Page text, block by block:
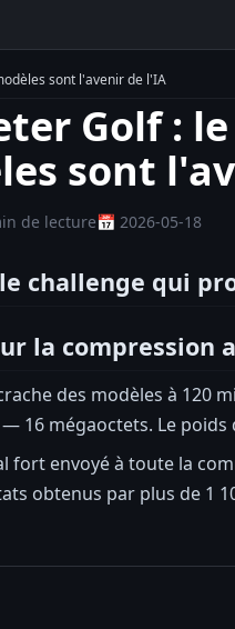
sont l'avenir de l'IA
Golf :
sont
de lecture📅 2026-05-18
challenge qui
la compression
des modèles à 120
16 mégaoctets. Le
fort envoyé à toute la
obtenus par plus de 1